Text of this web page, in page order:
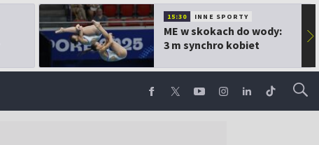
15:30 INNE SPORTY
ME w skokach do wody:
3 m synchro kobiet
▶